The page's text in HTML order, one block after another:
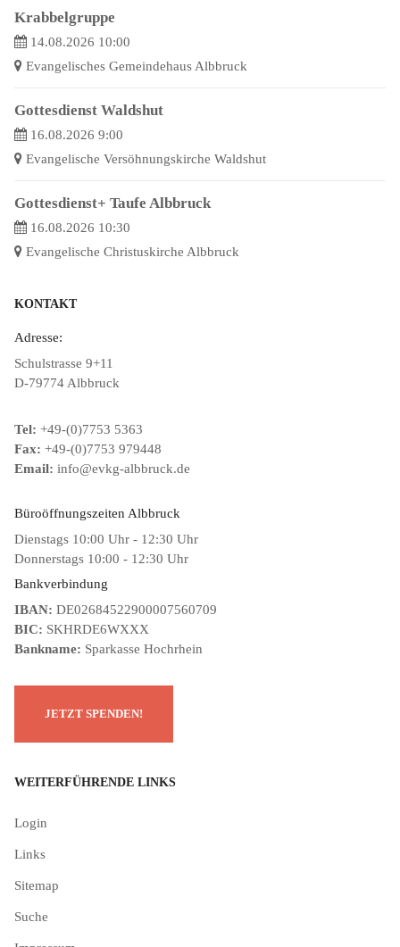
Krabbelgruppe
14.08.2026 10:00
Evangelisches Gemeindehaus Albbruck
Gottesdienst Waldshut
16.08.2026 9:00
Evangelische Versöhnungskirche Waldshut
Gottesdienst+ Taufe Albbruck
16.08.2026 10:30
Evangelische Christuskirche Albbruck
KONTAKT
Adresse:
Schulstrasse 9+11
D-79774 Albbruck
Tel: +49-(0)7753 5363
Fax: +49-(0)7753 979448
Email: info@evkg-albbruck.de
Büroöffnungszeiten Albbruck
Dienstags 10:00 Uhr - 12:30 Uhr
Donnerstags 10:00 - 12:30 Uhr
Bankverbindung
IBAN: DE02684522900007560709
BIC: SKHRDE6WXXX
Bankname: Sparkasse Hochrhein
WEITERFÜHRENDE LINKS
Login
Links
Sitemap
Suche